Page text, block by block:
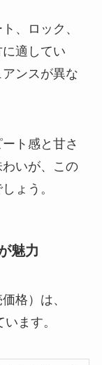
、ロック、
適してい
ンスが異な
ト感と甘さ
いが、この
ょう。
魅力
格）は、
ます。